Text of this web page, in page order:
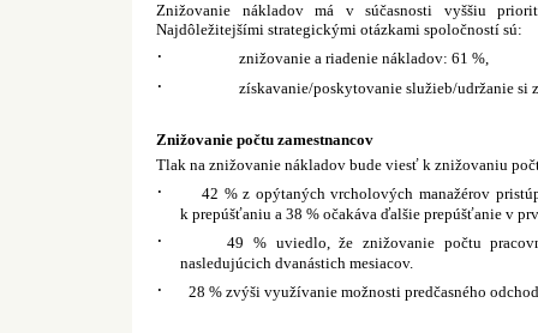
Znižovanie nákladov má v súčasnosti vyššiu
Najdôležitejšími strategickými otázkami spoločností sú:
· znižovanie a riadenie nákladov: 61 %,
· získavanie/poskytovanie služieb/udržanie si
Znižovanie počtu zamestnancov
Tlak na znižovanie nákladov bude viesť k znižovaniu
·
42 % z opýtaných vrcholových manažérov
k prepúšťaniu a 38 % očakáva ďalšie prepúšťanie v
·
49 % uviedlo, že znižovanie počtu
nasledujúcich dvanástich mesiacov.
· 28 % zvýši využívanie možnosti predčasného